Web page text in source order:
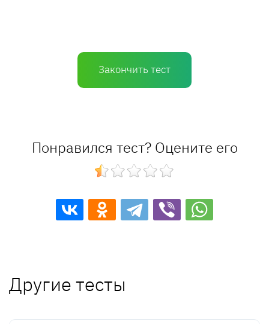
Закончить тест
Понравился тест? Оцените его
Другие тесты